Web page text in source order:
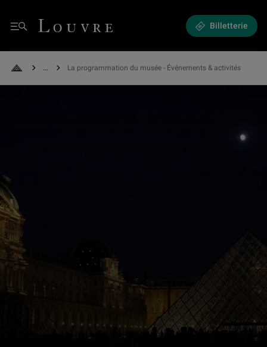
Menu
Louvre - Retour à l'accueil Billetterie
Retour à l'accueil
See all breadcrumbs
La programmation du musée - Événements & activités